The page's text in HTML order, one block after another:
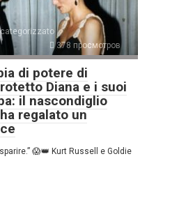
categorizzato
378 просмотров
di potere di
Diana e i suoi
il nascondiglio
regalato un
😱👑 Kurt Russell e Goldie